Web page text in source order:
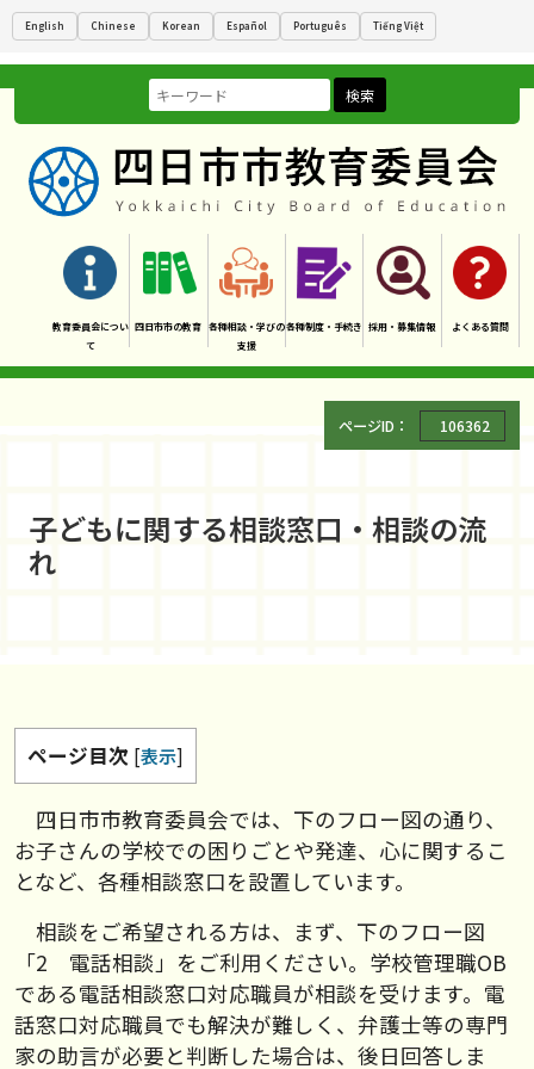
English Chinese Korean Español Português Tiếng Việt
検索
教育委員会につい
て
四日市市の教育 各種相談・学びの
支援
各種制度・手続き 採用・募集情報 よくある質問
ページID： 106362
子どもに関する相談窓口・相談の流
れ
ページ目次 [表示]
四日市市教育委員会では、下のフロー図の通り、
お子さんの学校での困りごとや発達、心に関するこ
となど、各種相談窓口を設置しています。
相談をご希望される方は、まず、下のフロー図
「2 電話相談」をご利用ください。学校管理職OB
である電話相談窓口対応職員が相談を受けます。電
話窓口対応職員でも解決が難しく、弁護士等の専門
家の助言が必要と判断した場合は、後日回答しま